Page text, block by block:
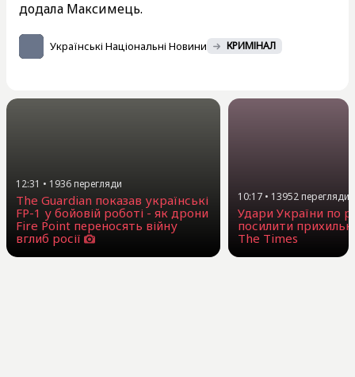
додала Максимець.
Українські Національні Новини КРИМІНАЛ
12:31 • 1936перегляди
The Guardian показав українські
FP-1 у бойовій роботі - як дрони
Fire Point переносять війну
вглиб росії
10:17 • 13952перегляди
Удари України по
посилити
The Times